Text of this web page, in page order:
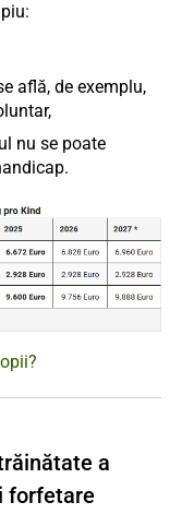
află, de exemplu,
nu se poate
a
forfetare